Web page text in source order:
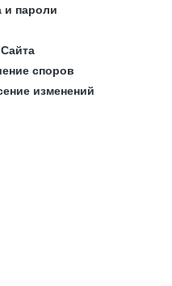
пароли
споров
изменений